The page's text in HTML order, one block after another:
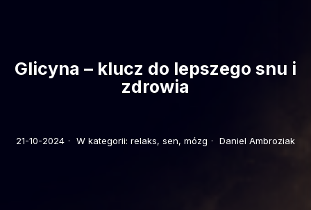
Glicyna – klucz do lepszego snu i
zdrowia
21-10-2024 · W kategorii: relaks, sen, mózg · Daniel Ambroziak